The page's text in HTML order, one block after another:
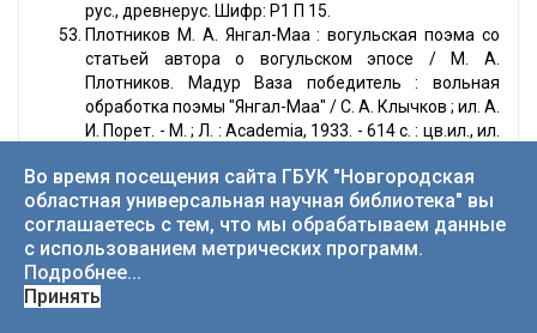
рус., древнерус. Шифр: Р1 П 15.
Плотников М. А. Янгал-Маа : вогульская поэма со
статьей автора о вогульском эпосе / М. А.
Плотников. Мадур Ваза победитель : вольная
обработка поэмы "Янгал-Маа" / С. А. Клычков ; ил. А.
И. Порет. - М. ; Л. : Academia, 1933. - 614 с. : цв.ил., ил.
Русская народная поэзия : эпическая поэзия: сб. /
сост., авт. предисловия, авт. вступ. ст. В. Путилова. -
Л. : Худож. лит. Ленингр. отд-ние, 1984. - 439 с. : 8 л.
a-ил. Шифр: РФ Р 89.
Русская эпическая поэзия Сибири и Дальнего
Востока = Russian epic poetry of Siberia and the Far
Во время посещения сайта ГБУК "Новгородская
областная универсальная научная библиотека" вы
соглашаетесь с тем, что мы обрабатываем данные
с использованием метрических программ.
Подробнее...
Принять